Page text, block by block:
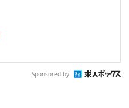
Sponsored by